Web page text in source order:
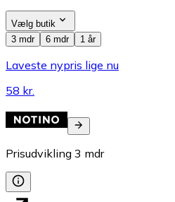
Vælg butik
3 mdr
6 mdr 1 år
Laveste nypris lige nu
58 kr.
Prisudvikling 3 mdr